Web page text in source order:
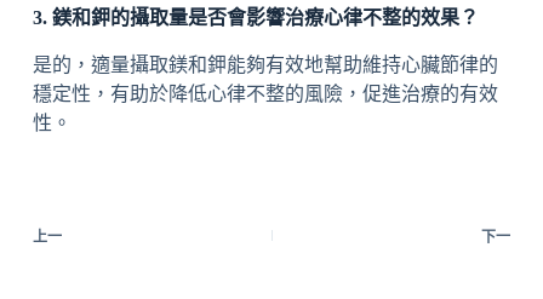
3. 鎂和鉀的攝取量是否會影響治療心律不整的效果？
是的，適量攝取鎂和鉀能夠有效地幫助維持心臟節律的
穩定性，有助於降低心律不整的風險，促進治療的有效
性。
上一 下一